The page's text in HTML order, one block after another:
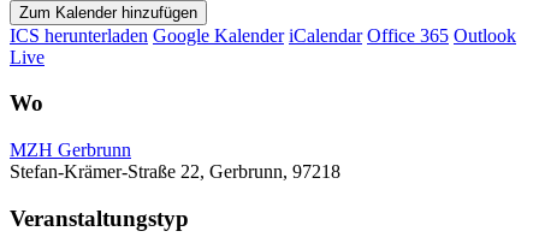
Zum Kalender hinzufügen
ICS herunterladen Google Kalender iCalendar Office 365 Outlook
Live
Wo
MZH Gerbrunn
Stefan-Krämer-Straße 22, Gerbrunn, 97218
Veranstaltungstyp